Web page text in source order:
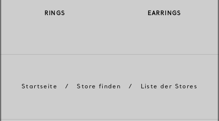
RINGS EARRINGS
Startseite / Store finden / Liste der Stores